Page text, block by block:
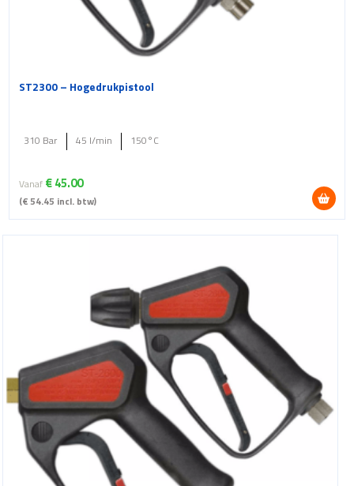
ST2300 – Hogedrukpistool
Vanaf €45.00
(€54.45 incl. btw)
310 Bar 45 l/min 150°C
Dit
product
gekozen
worden
op
de
productpagina